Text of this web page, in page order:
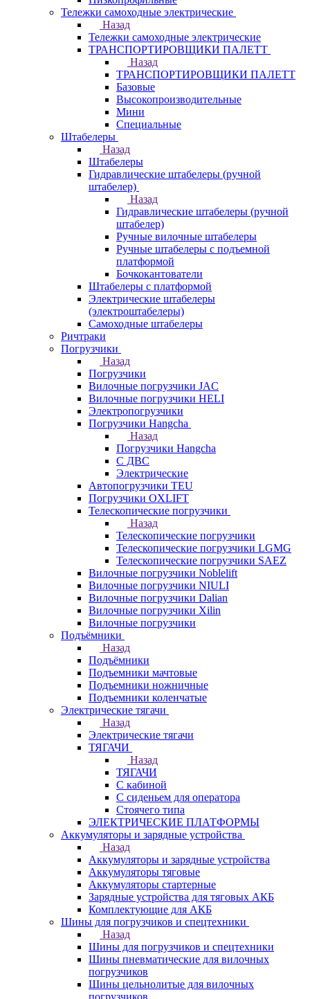
Тележки самоходные электрические
Назад
Тележки самоходные электрические
ТРАНСПОРТИРОВЩИКИ ПАЛЕТТ
Назад
ТРАНСПОРТИРОВЩИКИ ПАЛЕТТ
Базовые
Высокопроизводительные
Мини
Специальные
Штабелеры
Назад
Штабелеры
Гидравлические штабелеры (ручной
штабелер)
Назад
Гидравлические штабелеры (ручной
штабелер)
Ручные вилочные штабелеры
Ручные штабелеры с подъемной
платформой
Бочкокантователи
Штабелеры с платформой
Электрические штабелеры
(электроштабелеры)
Самоходные штабелеры
Ричтраки
Погрузчики
Назад
Погрузчики
Вилочные погрузчики JAC
Вилочные погрузчики HELI
Электропогрузчики
Погрузчики Hangcha
Назад
Погрузчики Hangcha
С ДВС
Электрические
Автопогрузчики TEU
Погрузчики OXLIFT
Телескопические погрузчики
Назад
Телескопические погрузчики
Телескопические погрузчики LGMG
Телескопические погрузчики SAEZ
Вилочные погрузчики Noblelift
Вилочные погрузчики NIULI
Вилочные погрузчики Dalian
Вилочные погрузчики Xilin
Вилочные погрузчики
Подъёмники
Назад
Подъёмники
Подъемники мачтовые
Подъемники ножничные
Подъемники коленчатые
Электрические тягачи
Назад
Электрические тягачи
ТЯГАЧИ
Назад
ТЯГАЧИ
С кабиной
С сиденьем для оператора
Стоячего типа
ЭЛЕКТРИЧЕСКИЕ ПЛАТФОРМЫ
Аккумуляторы и зарядные устройства
Назад
Аккумуляторы и зарядные устройства
Аккумуляторы тяговые
Аккумуляторы стартерные
Зарядные устройства для тяговых АКБ
Комплектующие для АКБ
Шины для погрузчиков и спецтехники
Назад
Шины для погрузчиков и спецтехники
Шины пневматические для вилочных
погрузчиков
Шины цельнолитые для вилочных
погрузчиков